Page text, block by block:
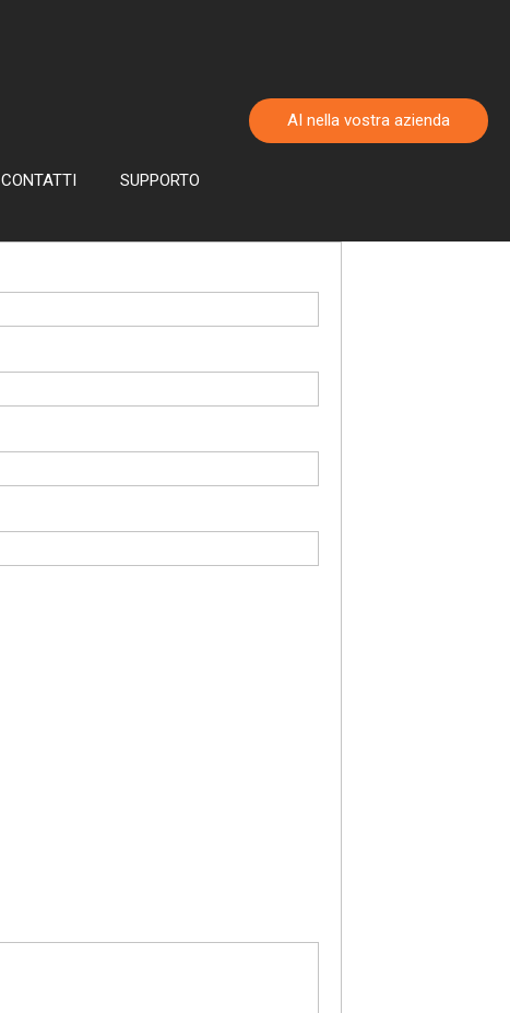
CONTATTI SUPPORTO
AI nella vostra azienda